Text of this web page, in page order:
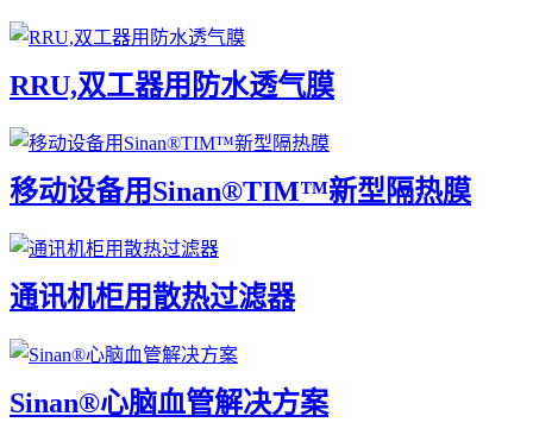
RRU,双工器用防水透气膜
移动设备用Sinan®TIM™新型隔热膜
通讯机柜用散热过滤器
Sinan®心脑血管解决方案